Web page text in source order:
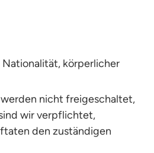
körperlicher
nicht freigeschaltet,
wir verpflichtet,
den zuständigen